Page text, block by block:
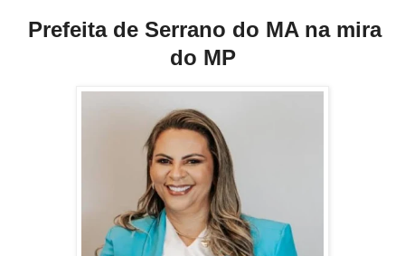
Prefeita de Serrano do MA na mira
do MP